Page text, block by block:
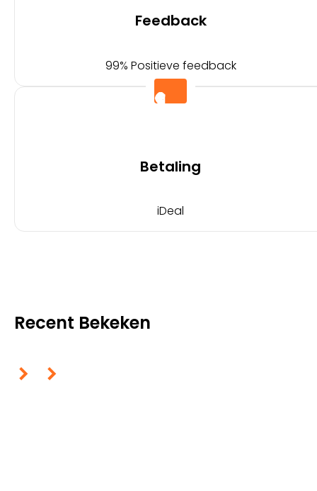
Feedback
99% Positieve feedback
Betaling
iDeal
Recent Bekeken